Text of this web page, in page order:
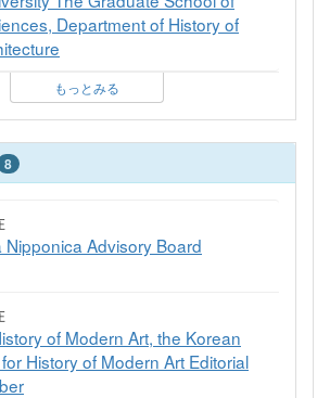
Department of History of
もっとみる
8
Nipponica Advisory Board
of Modern Art, the Korean
History of Modern Art Editorial